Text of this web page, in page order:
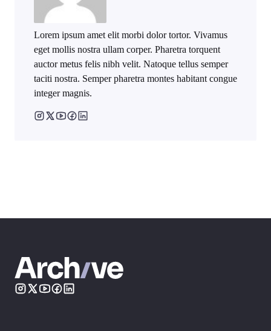
Lorem ipsum amet elit morbi dolor tortor. Vivamus
eget mollis nostra ullam corper. Pharetra torquent
auctor metus felis nibh velit. Natoque tellus semper
taciti nostra. Semper pharetra montes habitant congue
integer magnis.